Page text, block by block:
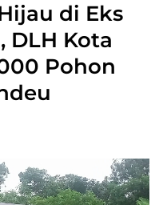
di Eks
DLH Kota
Pohon